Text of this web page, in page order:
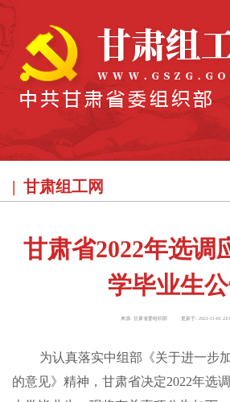
甘肃组工网
甘肃省2022年选调
学毕业生
来源: 甘肃省委组织部 更新于: 2021-11-01
为认真落实中组部《关于进一步
的意见》精神，甘肃省决定2022年选